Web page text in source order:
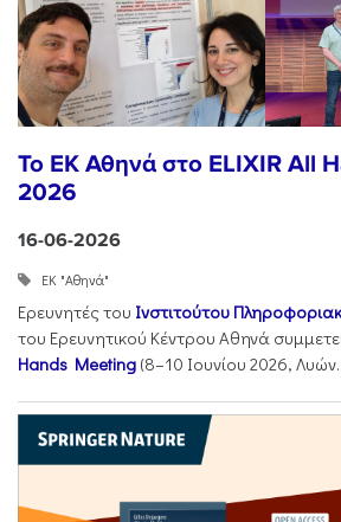
To ΕΚ Αθηνά στο ELIXIR All
2026
16-06-2026
ΕΚ "Αθηνά"
Ερευνητές του Ινστιτούτου
του Ερευνητικού Κέντρου Αθηνά
Hands Meeting (8–10 Ιουνίου 2026,